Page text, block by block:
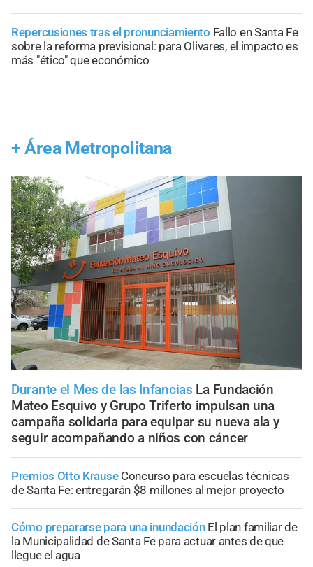
Repercusiones tras el pronunciamiento Fallo en Santa Fe
sobre la reforma previsional: para Olivares, el impacto es
más "ético" que económico
+ Área Metropolitana
Durante el Mes de las Infancias La Fundación
Mateo Esquivo y Grupo Triferto impulsan una
campaña solidaria para equipar su nueva ala y
seguir acompañando a niños con cáncer
Premios Otto Krause Concurso para escuelas técnicas
de Santa Fe: entregarán $8 millones al mejor proyecto
Cómo prepararse para una inundación El plan familiar de
la Municipalidad de Santa Fe para actuar antes de que
llegue el agua